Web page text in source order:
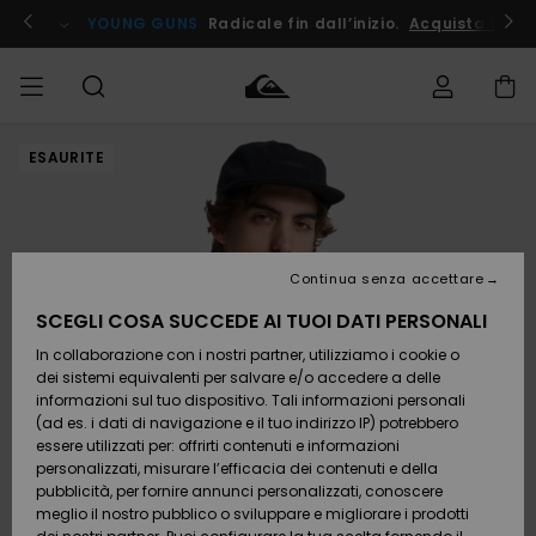
informazioni
prodotto
! YOUNG GUNS Radicale fin dall’inizio. Acquista Ora
UOMO Abbigliamento
Accessori
Calzature
e
infradito
Surf /
Acqua
Abbigliamento
Accessori
Calzature
e
infradito
Surf /
Acqua
Shop
Nuovi
Da
Scoprire
Snow
SURF
Surf Shop
Uomo
Highlights
Comunità
SNOW
Snow
Shop
Uomo
Shop
Snow
Shop
Donna
OUTLET
Outlet
Uomo
Outlet
Donna
Accedi al tuo
ordine
Spedizione
Pagamento
Buono regalo
Quiksilver
Freedom
ESAURITE
SCEGLI COSA SUCCEDE AI TUOI DATI PERSONALI
In collaborazione con i nostri partner, utilizziamo i cookie o
dei sistemi equivalenti per salvare e/o accedere a delle
informazioni sul tuo dispositivo. Tali informazioni personali
(ad es. i dati di navigazione e il tuo indirizzo IP) potrebbero
essere utilizzati per: offrirti contenuti e informazioni
personalizzati, misurare l’efficacia dei contenuti e della
pubblicità, per fornire annunci personalizzati, conoscere
meglio il nostro pubblico o sviluppare e migliorare i prodotti
Continua senza accettare